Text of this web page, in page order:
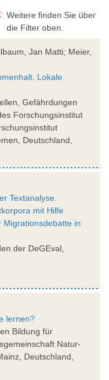
Weitere finden Sie über
die Filter oben.
Jan Matti; Meier,
Lokale
Gefährdungen
Forschungsinstitut
Deutschland,
Textanalyse.
mit Hilfe
Migrationsdebatte in
der DeGEval,
lernen?
Bildung für
Natur-
Deutschland,